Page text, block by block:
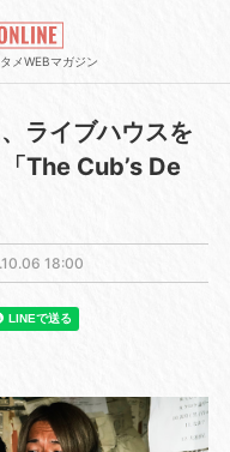
メWEBマガジン
ライブハウスを
The Cub’s De
18:00